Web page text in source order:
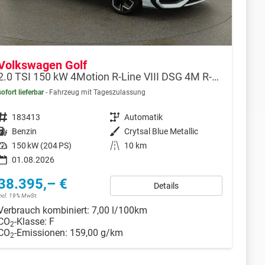
Golf
2.0 TSI 150 kW 4Motion R-Line VIII DSG 4M R-LINE, LED-Plus, 18-Zoll, Side, Kamera, Winter, 3 J.-Garantie
lieferbar Fahrzeug mit Tageszulassung
Fahrzeugnr. 183413 Getriebe Automatik
Kraftstoff Benzin Außenfarbe Crytsal Blue Metallic
Leistung 150 kW (204 PS) Kilometerstand
10 km
01.08.2026
€
19% MwSt.
Details
kombiniert: 7,00 l/100km
2-Klasse: F
2-Emissionen: 159,00 g/km